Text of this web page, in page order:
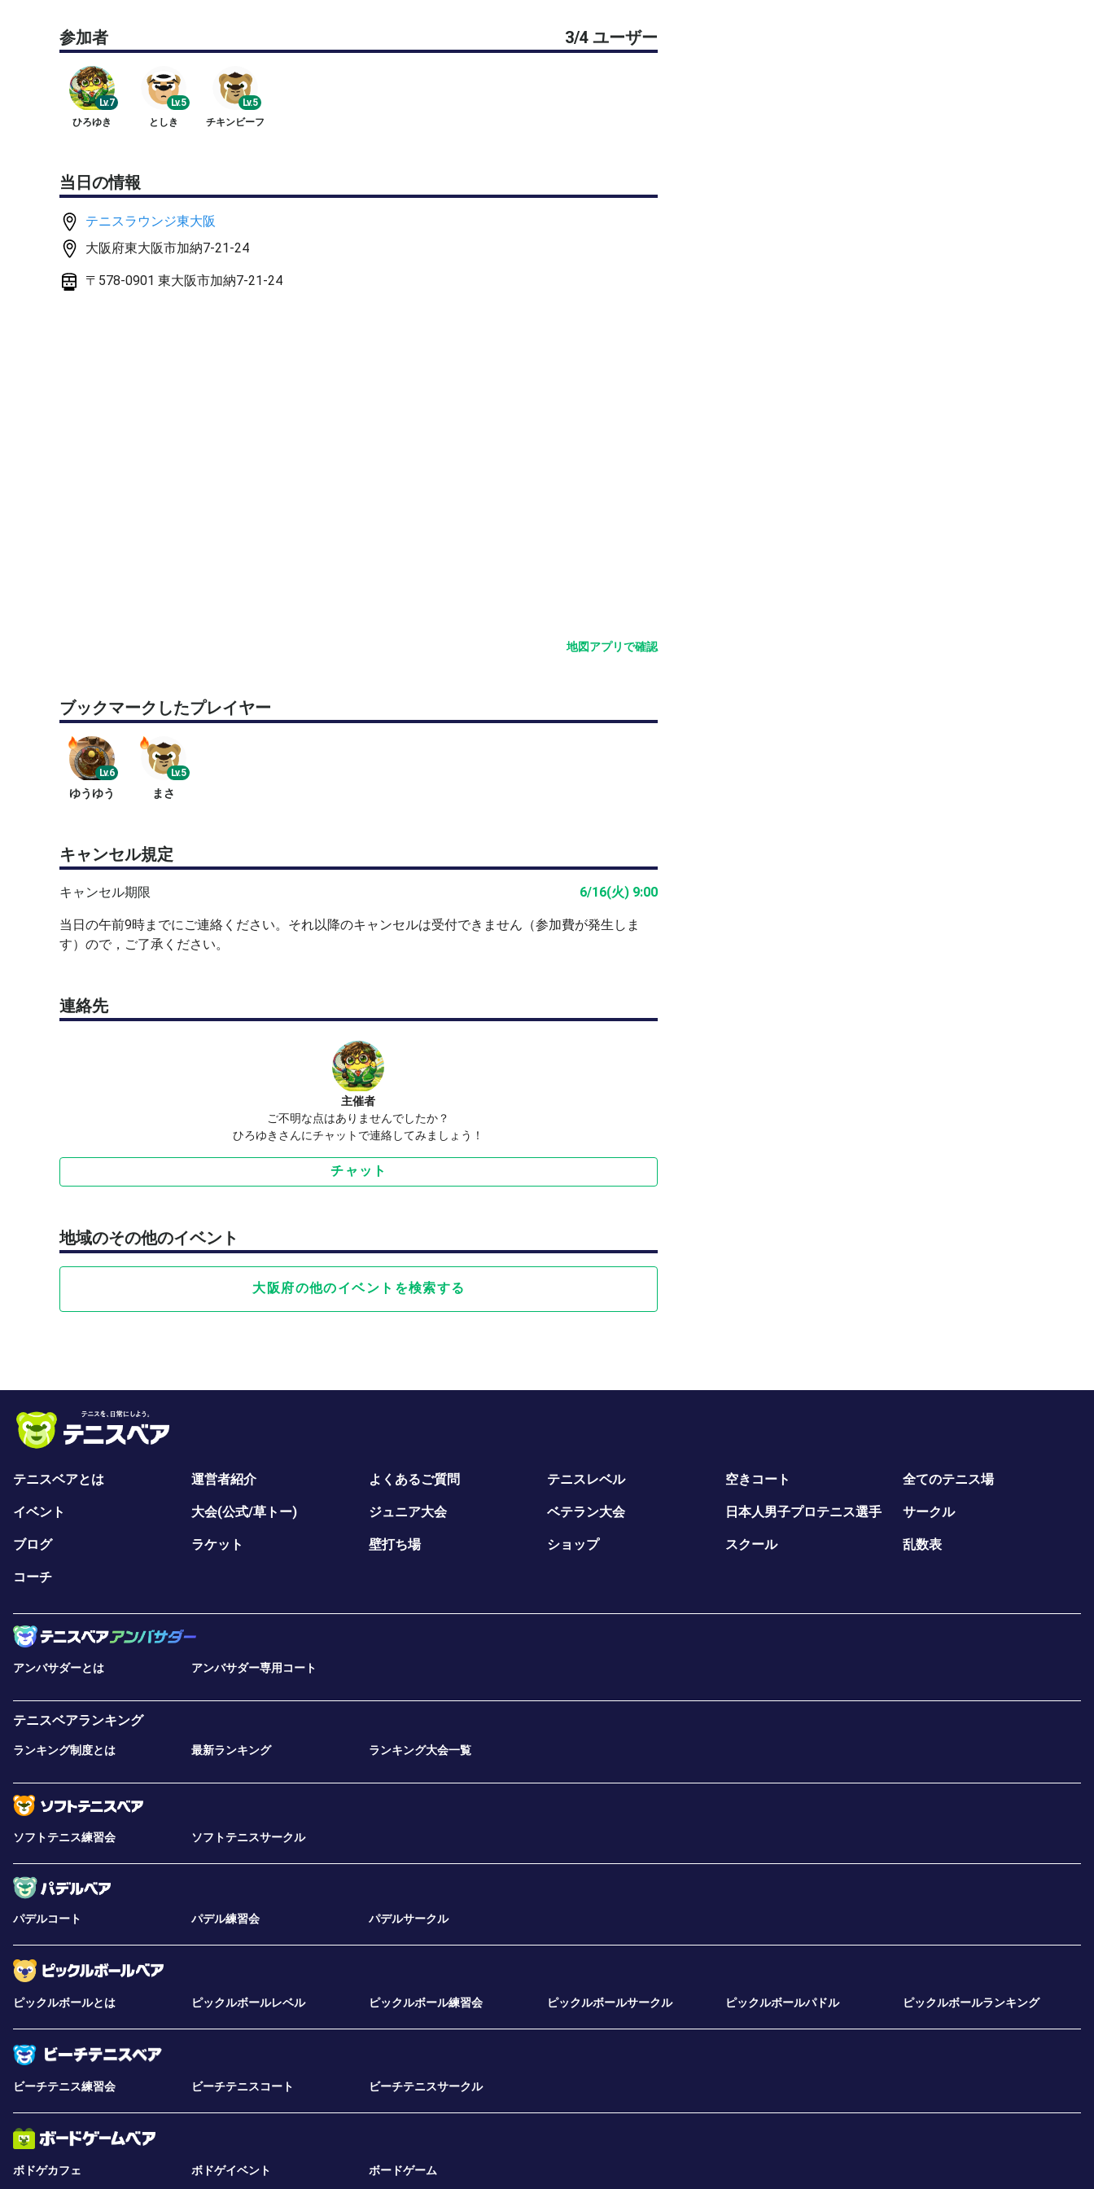
① 目的のある練習
② 動ける身体（健康な体）
③ 意識の高い練習会の環境
かと思います。
・ ②の動ける身体（健康な体）については，ご興味のある方はお聞きください。主催者自身は，一度
社会人太りの経験があり，体重が１年半で10kg以上増え，大変でした。今では，元に戻り，学生時代
よりも体脂肪は下がり，引き締まった状態をキープできています。
・ ③の意識の高い練習会の環境は，参加者のみなさまで作り上げましょう。
◎ 日時
☆ 6月16日（火）21時～23時
☆ 料金：1700円
◎ 使用コート数
１面
◎ 参加人数
◎ 会場情報
・ アクセス：JR学研都市線「住道駅」より徒歩10分
・ 住所：〒578-0901 東大阪市加納7-21-24
・ 駐車場：あり（無料）
① 不安や疑問などありましたら，メッセージにて直接ご質問お待ちしています。
② 持ち物は，テニスラケット（硬式），テニスシューズ，タオル，着替え，飲み物など
① 参加承認後でも，開催事情により，コート面数や募集人数を変更することがあります。
② テニス中の事故や怪我などは当方で責任を負えません。自己責任でお願いいたします。
③ キャンセル期限は当日の午前9時までにご連絡ください。それ以降のキャンセルは受付できません
（参加費が発生します）ので，ご了承ください。
・ 読み方は，チーム エクセスです。
・ このチームの目標は，「テニスの技術向上」ならびに「意識の高いテニス環境づくり」です。
・ 練習に参加していただいた際に，チームへの加入のお誘いはしませんので，ご安心ください。
・ 加入条件は，「私の考え方に賛同してくださる方」であり，誰でも加入していただけるものではあ
りません。加入されている方は，チーム価格でご参加いただけます。
参加者 3/4 ユーザー
Lv.7
ひろゆき
Lv.5
としき
Lv.5
チキンビーフ
当日の情報
テニスラウンジ東大阪
大阪府東大阪市加納7-21-24
〒578-0901 東大阪市加納7-21-24
地図アプリで確認
ブックマークしたプレイヤー
Lv.6
ゆうゆう
Lv.5
まさ
キャンセル規定
キャンセル期限 6/16(火) 9:00
当日の午前9時までにご連絡ください。それ以降のキャンセルは受付できません（参加費が発生しま
す）ので，ご了承ください。
連絡先
主催者
ご不明な点はありませんでしたか？
ひろゆきさんにチャットで連絡してみましょう！
チャット
地域のその他のイベント
大阪府の他のイベントを検索する
テニスベアとは 運営者紹介 よくあるご質問 テニスレベル 空きコート 全てのテニス場
イベント 大会(公式/草トー) ジュニア大会 ベテラン大会 日本人男子プロテニス選手 サークル
ブログ ラケット 壁打ち場 ショップ スクール 乱数表
コーチ
アンバサダーとは アンバサダー専用コート
テニスベアランキング
ランキング制度とは 最新ランキング ランキング大会一覧
ソフトテニス練習会 ソフトテニスサークル
パデルコート パデル練習会 パデルサークル
ピックルボールとは ピックルボールレベル ピックルボール練習会 ピックルボールサークル ピックルボールパドル ピックルボールランキング
ビーチテニス練習会 ビーチテニスコート ビーチテニスサークル
ボドゲカフェ ボドゲイベント ボードゲーム